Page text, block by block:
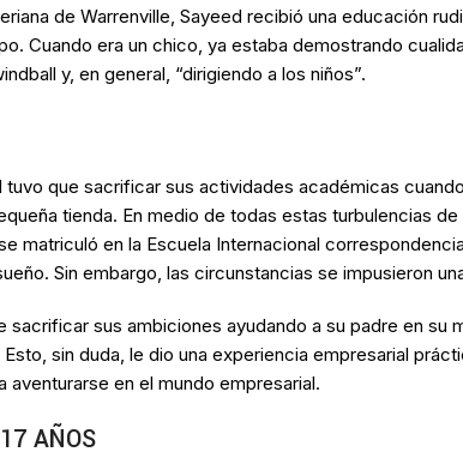
de Warrenville, Sayeed recibió una educación
Cuando era un chico, ya estaba demostrando
y, en general, “dirigiendo a los niños”.
que sacrificar sus actividades académicas
tienda. En medio de todas estas turbulencias
matriculó en la Escuela Internacional
Sin embargo, las circunstancias se impusieron
sacrificar sus ambiciones ayudando a su padre en
sin duda, le dio una experiencia empresarial
en el mundo empresarial.
AÑOS